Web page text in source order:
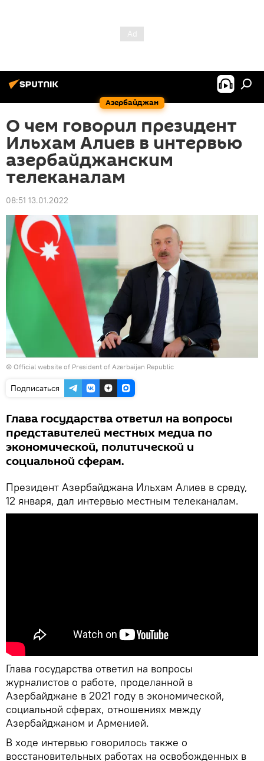
Азербайджан
О чем говорил президент
Ильхам Алиев в интервью
азербайджанским
телеканалам
08:51 13.01.2022
© Official website of President of Azerbaijan Republic
Подписаться
Глава государства ответил на вопросы
представителей местных медиа по
экономической, политической и
социальной сферам.
Президент Азербайджана Ильхам Алиев в среду,
12 января, дал интервью местным телеканалам.
Глава государства ответил на вопросы
журналистов о работе, проделанной в
Азербайджане в 2021 году в экономической,
социальной сферах, отношениях между
Азербайджаном и Арменией.
В ходе интервью говорилось также о
восстановительных работах на освобожденных в